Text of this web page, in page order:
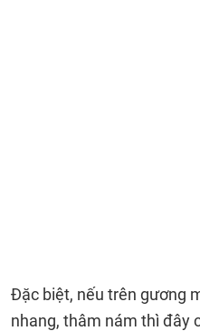
Đặc biệt, nếu trên gương
nhang, thâm nám thì đây